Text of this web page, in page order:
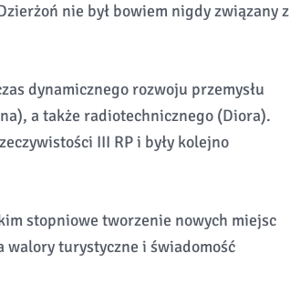
nie był bowiem nigdy związany z
dynamicznego rozwoju przemysłu
a także radiotechnicznego (Diora).
III RP i były kolejno
stopniowe tworzenie nowych miejsc
walory turystyczne i świadomość